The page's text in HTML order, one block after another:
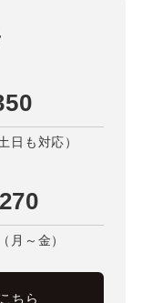
日も対応）
月～金）
ちら